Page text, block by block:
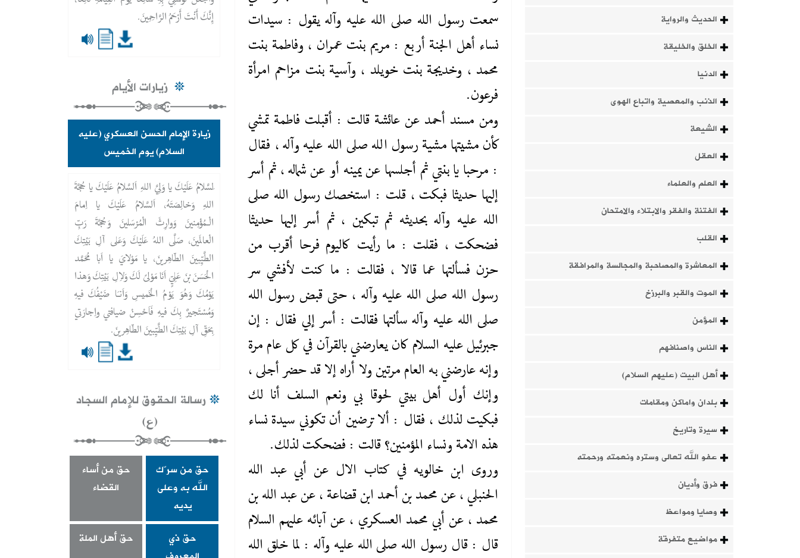
الحديث والرواية
الخلق والخليقة
الدنيا
الذنب والمعصية واتباع الهوى
الشيعة
العقل
العلم والعلماء
الفتنة والفقر والابتلاء والامتحان
القلب
المعاشرة والمصاحبة والمجالسة والمرافقة
الموت والقبر والبرزخ
المؤمن
الناس واصنافهم
أهل البيت (عليهم السلام)
بلدان واماكن ومقامات
سيرة وتاريخ
عفو الله تعالى وستره ونعمته ورحمته
فرق وأديان
وصايا ومواعظ
مواضيع متفرقة
سمعت رسول الله صلى ‌الله ‌عليه‌ وآله يقول : سيدات
نساء أهل الجنة أربع : مريم بنت عمران ، وفاطمة بنت
محمد ، وخديجة بنت خويلد ، وآسية بنت مزاحم امرأة
فرعون.
ومن مسند أحمد عن عائشة قالت : أقبلت فاطمة تمشي
كأن مشيتها مشية رسول الله صلى ‌الله ‌عليه‌ وآله ، فقال
: مرحبا يا بنتي ثم أجلسها عن يمينه أو عن شماله ، ثم أسر
إليها حديثا فبكت ، قلت : استخصك رسول الله صلى
‌الله ‌عليه‌ وآله بحديثه ثم تبكين ، ثم أسر إليها حديثا
فضحكت ، فقلت : ما رأيت كاليوم فرحا أقرب من
حزن فسألتها عما قالا ، فقالت : ما كنت لأفشي سر
رسول الله صلى ‌الله ‌عليه‌ وآله ، حتى قبض رسول الله
صلى ‌الله ‌عليه‌ وآله سألتها فقالت : أسر إلي فقال : إن
جبرئيل عليه ‌السلام كان يعارضني بالقرآن في كل عام مرة
وإنه عارضني به العام مرتين ولا أراه إلا قد حضر أجلى ،
وإنك أول أهل بيتي لحوقا بي ونعم السلف أنا لك
فبكيت لذلك ، فقال : ألا ترضين أن تكوني سيدة نساء
هذه الامة ونساء المؤمنين؟ قالت : فضحكت لذلك.
وروى ابن خالويه في كتاب الال عن أبي عبد الله
الحنبلي ، عن محمد بن أحمد ابن قضاعة ، عن عبد الله بن
محمد ، عن أبي محمد العسكري ، عن آبائه عليهم ‌السلام
قال : قال رسول الله صلى ‌الله ‌عليه‌ وآله : لما خلق الله
إِنَّكَ أَنْتَ أَرْحَمُ الرَّاحِمِينَ.
زيارات الأيام
زيارة الإمام الحسن العسكري (عليه
السلام) يوم الخميس
َلسَّلامُ عَلَيْكَ يا وَلِيَّ اللهِ اَلسَّلامُ عَلَيْكَ يا حُجَّةَ
اللهِ وَخالِصَتَهُ، اَلسَّلامُ عَلَيْكَ يا اِمامَ
الْـمُؤْمِنينَ وَوارِثَ الْمُرْسَلينَ وَحُجَّةَ رَبِّ
الْعالَمينَ، صَلَّى اللهُ عَلَيْكَ وَعَلى آلِ بَيْتِكَ
الطَّيِّبينَ الطّاهِرينَ، يا مَوْلايَ يا اَبا مُحَمَّد
الْحَسَنَ بْنَ عَلِيٍّ اَنَا مَوْلىً لَكَ وَلاِلِ بَيْتِكَ وَهذا
يَوْمُكَ وَهُوَ يَوْمُ الْخَميسِ وَاَنـَا ضَيْفُكَ فيهِ
وَمُسْتَجيرٌ بِكَ فيهِ فَاَحْسِنْ ضيافتي واِجارَتي
بِحَقِّ آلِ بَيْتِكَ الطَّيِّبينَ الطّاهِرينَ.
رسالة الحقوق للإمام السجاد
(ع)
حق من سرّك
الله به وعلى
يديه
حق من أساء
القضاء
حق ذي
حق أهل الملة